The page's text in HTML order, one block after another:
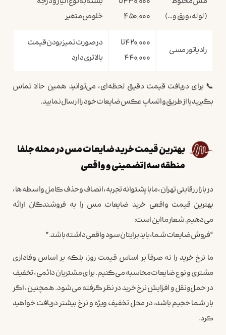
(لوله، ورق و …)
۴۵۰,۰۰۰
خلوص متغیر
رادیاتور مسی
۴۲۰,۰۰۰ تا
۴۴۰,۰۰۰
در صورت تمیز بودن قیمت
بالاتری دارد
📞 برای دریافت قیمت دقیق لحظه‌ای، می‌توانید همین حالا تماس
بگیرید یا از طریق واتساپ عکس ضایعات خود را ارسال نمایید.
بهترین قیمت خرید ضایعات مس در محله جلفا
منطقه سه | تضمینی و واقعی
در بازار رقابتی تهران، ما با پشتوانه تجربه، انصاف و حذف کامل واسطه‌ها،
بهترین قیمت واقعی خرید ضایعات مس را به فروشندگان ارائه
می‌دهیم. شعار ما این است:
“فروش ضایعات شما، باید برایتان سود واقعی داشته باشد.”
ما نرخ خرید را نه صرفاً بر اساس قیمت روز، بلکه بر اساس وفاداری
مشتری و نوع ضایعات محاسبه می‌کنیم. برای مشتریان دائمی، تخفیف
در حمل‌ونقل و افزایش نرخ خرید در نظر گرفته می‌شود. همچنین، اگر
بار شما حجیم باشد، در محل تخفیف ویژه و نرخ بیشتر دریافت خواهید
کرد.